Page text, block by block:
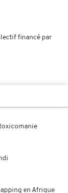
financé par
en Afrique